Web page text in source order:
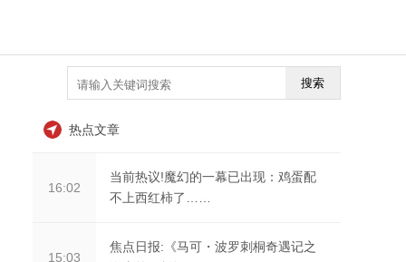
搜索
热点文章
16:02
当前热议!魔幻的一幕已出现：鸡蛋配
不上西红柿了……
15:03
焦点日报:《马可・波罗刺桐奇遇记之